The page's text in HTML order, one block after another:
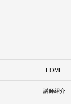
HOME
講師紹介